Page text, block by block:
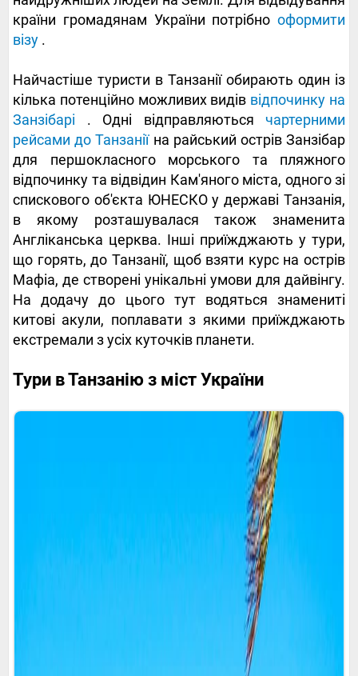
країни громадянам України потрібно оформити
візу .
Найчастіше туристи в Танзанії обирають один із
кілька потенційно можливих видів відпочинку на
Занзібарі . Одні відправляються чартерними
рейсами до Танзаніїна райський острів Занзібар
для першокласного морського та пляжного
відпочинку та відвідин Кам'яного міста, одного зі
спискового об'єкта ЮНЕСКО у державі Танзанія,
в якому розташувалася також знаменита
Англіканська церква. Інші приїжджають у тури,
що горять, до Танзанії, щоб взяти курс на острів
Мафіа, де створені унікальні умови для дайвінгу.
На додачу до цього тут водяться знамениті
китові акули, поплавати з якими приїжджають
екстремали з усіх куточків планети.
Тури в Танзанію з міст України